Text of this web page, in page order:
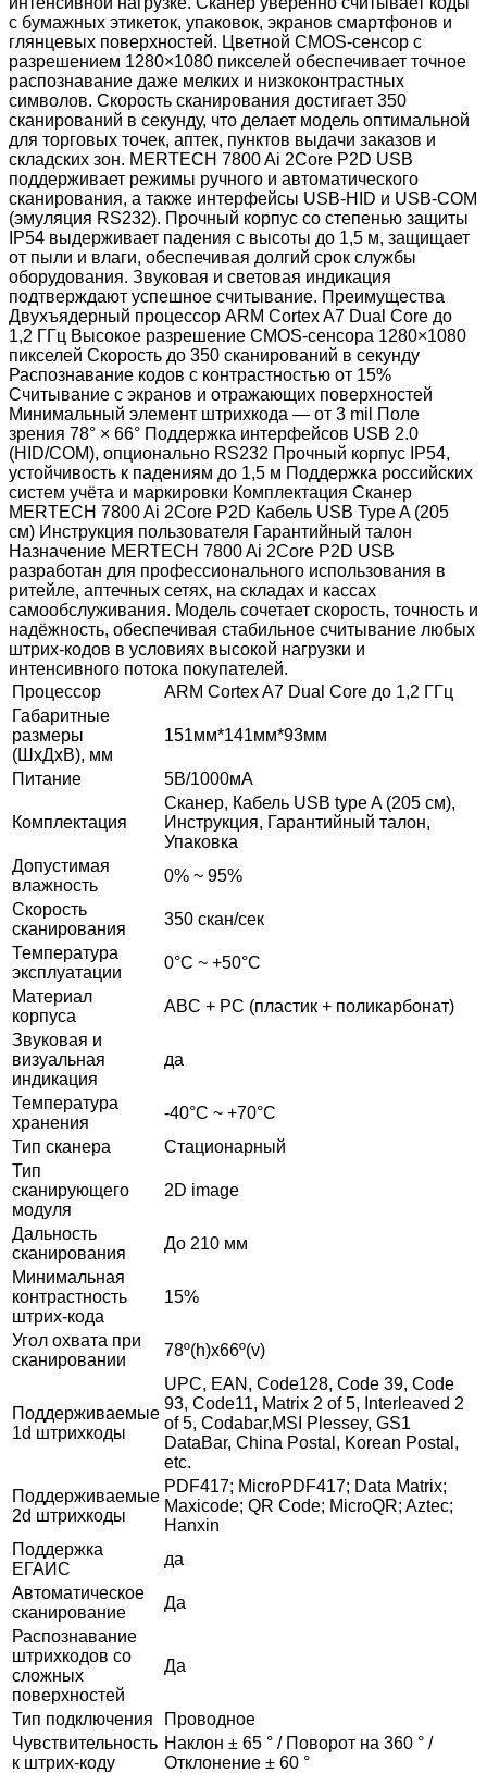
с бумажных этикеток, упаковок, экранов смартфонов и
глянцевых поверхностей. Цветной CMOS-сенсор с
разрешением 1280×1080 пикселей обеспечивает точное
распознавание даже мелких и низкоконтрастных
символов. Скорость сканирования достигает 350
сканирований в секунду, что делает модель оптимальной
для торговых точек, аптек, пунктов выдачи заказов и
складских зон. MERTECH 7800 Ai 2Core P2D USB
поддерживает режимы ручного и автоматического
сканирования, а также интерфейсы USB-HID и USB-COM
(эмуляция RS232). Прочный корпус со степенью защиты
IP54 выдерживает падения с высоты до 1,5 м, защищает
от пыли и влаги, обеспечивая долгий срок службы
оборудования. Звуковая и световая индикация
подтверждают успешное считывание. Преимущества
Двухъядерный процессор ARM Cortex A7 Dual Core до
1,2 ГГц Высокое разрешение CMOS-сенсора 1280×1080
пикселей Скорость до 350 сканирований в секунду
Распознавание кодов с контрастностью от 15%
Считывание с экранов и отражающих поверхностей
Минимальный элемент штрихкода — от 3 mil Поле
зрения 78° × 66° Поддержка интерфейсов USB 2.0
(HID/COM), опционально RS232 Прочный корпус IP54,
устойчивость к падениям до 1,5 м Поддержка российских
систем учёта и маркировки Комплектация Сканер
MERTECH 7800 Ai 2Core P2D Кабель USB Type A (205
см) Инструкция пользователя Гарантийный талон
Назначение MERTECH 7800 Ai 2Core P2D USB
разработан для профессионального использования в
ритейле, аптечных сетях, на складах и кассах
самообслуживания. Модель сочетает скорость, точность и
надёжность, обеспечивая стабильное считывание любых
штрих-кодов в условиях высокой нагрузки и
интенсивного потока покупателей.
Процессор
ARM Cortex A7 Dual Core до 1,2 ГГц
Габаритные
размеры
(ШхДхВ), мм
151мм*141мм*93мм
Питание 5В/1000мА
Комплектация
Сканер, Кабель USB type A (205 см),
Инструкция, Гарантийный талон,
Упаковка
Допустимая
влажность
0% ~ 95%
Скорость
сканирования
350 скан/сек
Температура
эксплуатации
0°С ~ +50°С
Материал
корпуса
ABC + PC (пластик + поликарбонат)
Звуковая и
визуальная
индикация
да
Температура
хранения
-40°С ~ +70°С
Тип сканера
Стационарный
Тип
сканирующего
модуля
2D image
Дальность
сканирования
До 210 мм
Минимальная
контрастность
штрих-кода
15%
Угол охвата при
сканировании
78º(h)x66º(v)
Поддерживаемые
1d штрихкоды
UPC, EAN, Code128, Code 39, Code
93, Code11, Matrix 2 of 5, Interleaved 2
of 5, Codabar,MSI Plessey, GS1
DataBar, China Postal, Korean Postal,
etc.
Поддерживаемые
2d штрихкоды
PDF417; MicroPDF417; Data Matrix;
Maxicode; QR Code; MicroQR; Aztec;
Hanxin
Поддержка
ЕГАИС
да
Автоматическое
сканирование
Да
Распознавание
штрихкодов со
сложных
поверхностей
Да
Тип подключения
Проводное
Чувствительность
к штрих-коду
Наклон ± 65 ° / Поворот на 360 ° /
Отклонение ± 60 °